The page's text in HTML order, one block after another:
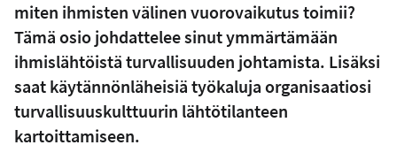
miten ihmisten välinen vuorovaikutus toimii?
Tämä osio johdattelee sinut ymmärtämään
ihmislähtöistä turvallisuuden johtamista. Lisäksi
saat käytännönläheisiä työkaluja organisaatiosi
turvallisuuskulttuurin lähtötilanteen
kartoittamiseen.